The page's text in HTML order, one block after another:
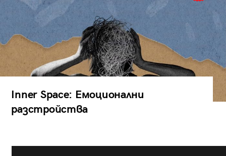
Inner Space: Емоционални
разстройства